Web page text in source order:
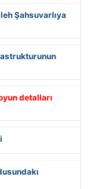
Şahsuvarlıya
detalları